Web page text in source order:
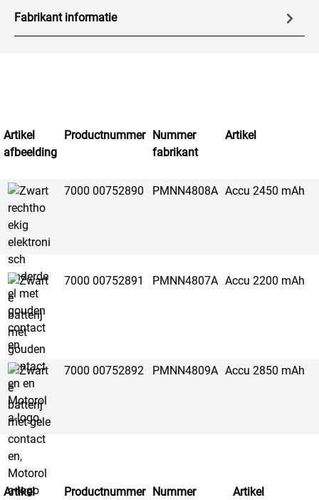
Fabrikant informatie
Artikel
afbeelding
Productnummer Nummer
fabrikant
Artikel
7000 00752890 PMNN4808A Accu 2450 mAh
7000 00752891 PMNN4807A Accu 2200 mAh
7000 00752892 PMNN4809A Accu 2850 mAh
Artikel
Productnummer Nummer
Artikel